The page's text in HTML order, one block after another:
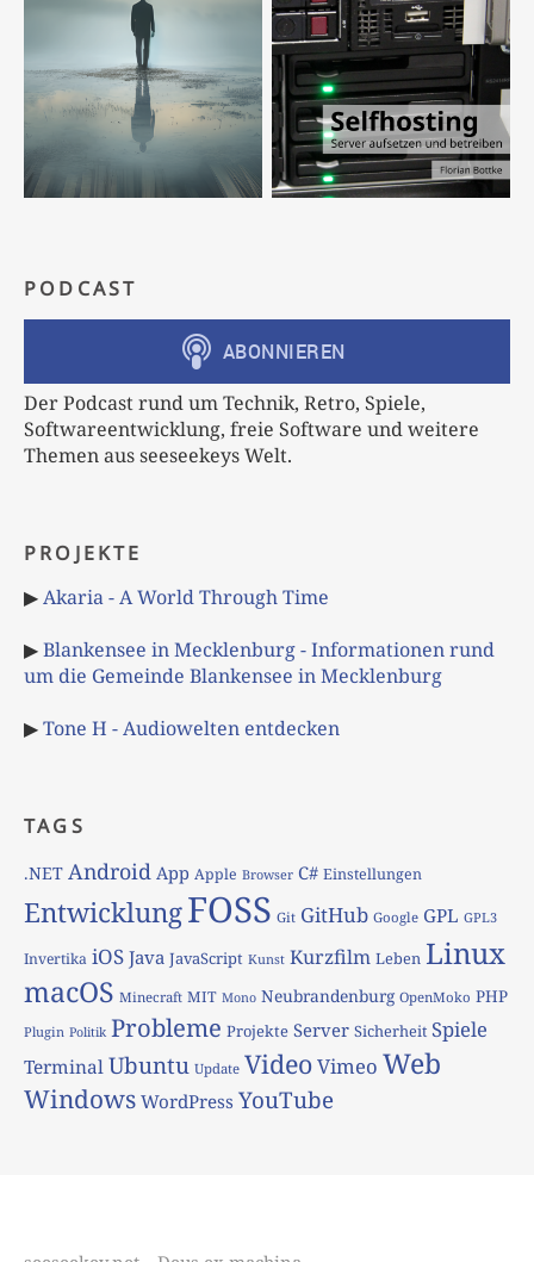
PODCAST
Der Podcast rund um Technik, Retro, Spiele,
Softwareentwicklung, freie Software und weitere
Themen aus seeseekeys Welt.
PROJEKTE
▶Akaria - A World Through Time
▶Blankensee in Mecklenburg - Informationen rund
um die Gemeinde Blankensee in Mecklenburg
▶Tone H - Audiowelten entdecken
TAGS
.NET Android App Apple Browser C# Einstellungen
EntwicklungFOSS Git GitHub Google GPL GPL3
Invertika iOS Java JavaScript Kunst Kurzfilm Leben Linux
macOS Minecraft MIT Mono Neubrandenburg OpenMoko PHP
Plugin Politik Probleme Projekte Server Sicherheit Spiele
TerminalUbuntu Update VideoVimeo Web
Windows WordPress YouTube